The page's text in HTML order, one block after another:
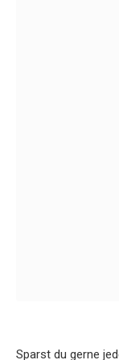
Sparst du gerne